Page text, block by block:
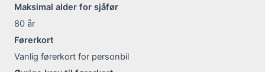
Maksimal alder for sjåfør
80 år
Førerkort
Vanlig førerkort for personbil